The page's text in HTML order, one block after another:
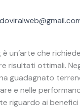
un’arte che
risultati ottimali.
guadagnato
e nelle
riguardo ai